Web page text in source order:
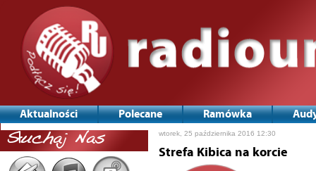
Aktualności Polecane Ramówka
Słuchaj Nas wtorek, 25 października 2016 12:30
Strefa Kibica na korcie